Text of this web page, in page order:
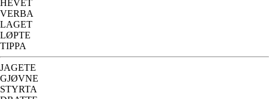
HEVET
VERBA
LAGET
LØPTE
TIPPA
JAGETE
GJØVNE
STYRTA